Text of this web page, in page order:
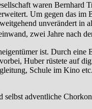
waren
Um gegen das im
unverändert in
zwei Jahre nach
ist. Durch
Huber rüstete auf
Schule im Kino
adventliche